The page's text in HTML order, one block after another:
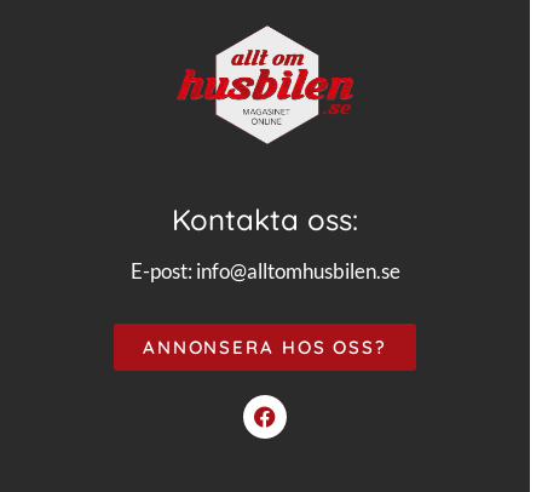
Kontakta oss:
E-post: info@alltomhusbilen.se
ANNONSERA HOS OSS?